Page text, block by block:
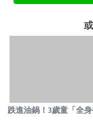
跌進油鍋！3歲童「全